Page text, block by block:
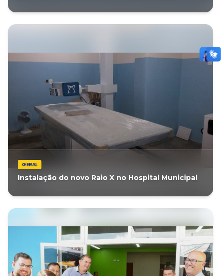
GERAL
Instalação do novo Raio X no Hospital Municipal